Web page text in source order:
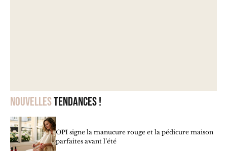
Nouvellestendances !
OPI signe la manucure rouge et la pédicure maison
parfaites avant l’été